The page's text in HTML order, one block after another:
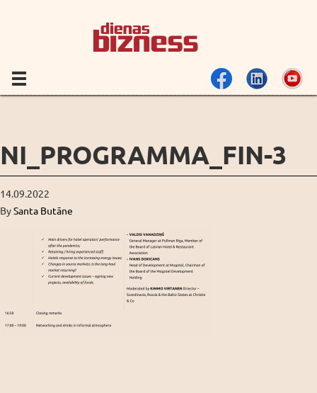
NI_PROGRAMMA_FIN-3
14.09.2022
BySanta Butāne